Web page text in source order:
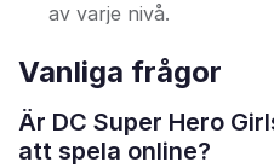
av varje nivå.
Vanliga frågor
Är DC Super Hero
att spela online?